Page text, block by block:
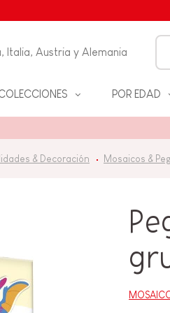
Italia, Austria y Alemania
POR EDAD
& Decoración Mosaicos &